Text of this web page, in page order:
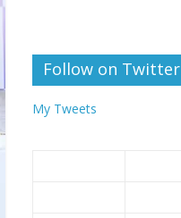
Follow on Twitter
My Tweets